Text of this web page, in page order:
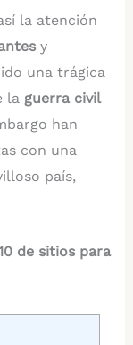
la atención
y
una trágica
la guerra civil
han
con una
país,
de sitios para